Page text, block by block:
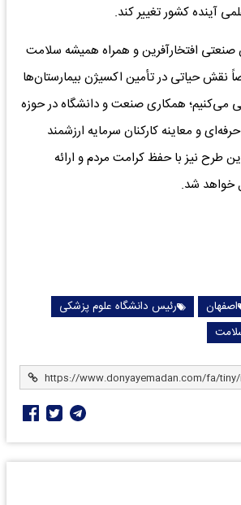
آینده کشور تغییر کند.
صنعتی افتخارآفرین و همراه همیشه سلامت
نقش حیاتی در تأمین اکسیژن بیمارستان‌ها
می‌کنیم؛ همکاری صنعت و دانشگاه در حوزه
و معاینه کارکنان سرمایه ارزشمند
طرح نیز با حفظ کرامت مردم و ارائه
خواهد شد.
اصفهان
رئیس دانشگاه علوم پزشکی